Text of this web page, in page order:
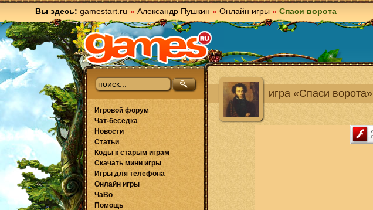
Вы здесь: gamestart.ru » Александр Пушкин » Онлайн игры » Спаси ворота
игра «Спаси ворота»
Игровой форум
Чат-беседка
Новости
Статьи
Коды к старым играм
Скачать мини игры
Игры для телефона
Онлайн игры
ЧаВо
Помощь